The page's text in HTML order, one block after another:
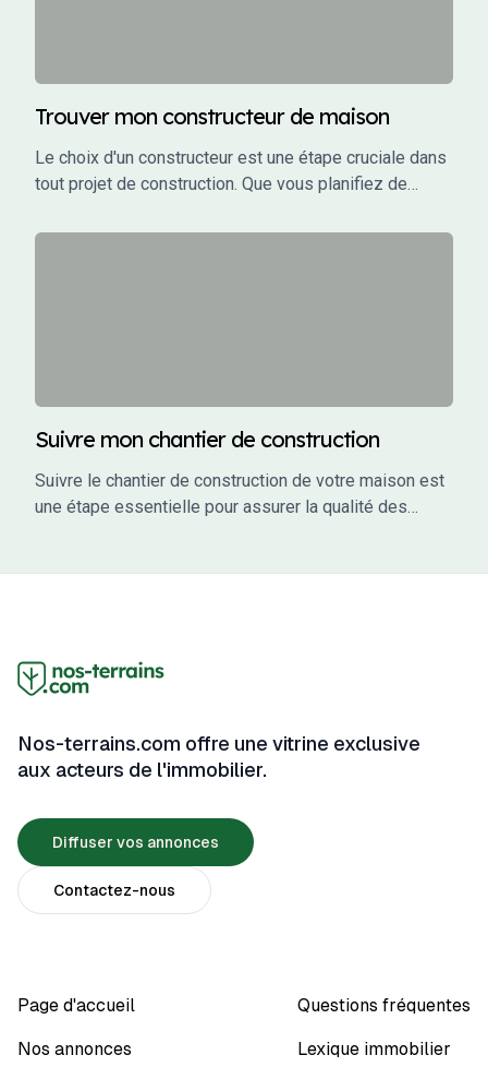
Trouver mon constructeur de maison
Le choix d'un constructeur est une étape cruciale dans
tout projet de construction. Que vous planifiez de
commercial, ou un investissement locatif, le bon
Suivre mon chantier de construction
Suivre le chantier de construction de votre maison est
une étape essentielle pour assurer la qualité des
pratiques, des outils et des informations pour garantir
que votre projet se déroule sans accroc.
Nos-terrains.com offre une vitrine exclusive
aux acteurs de l'immobilier.
Diffuser vos annonces
Contactez-nous
Page d'accueil
Nos annonces
Questions fréquentes
Lexique immobilier